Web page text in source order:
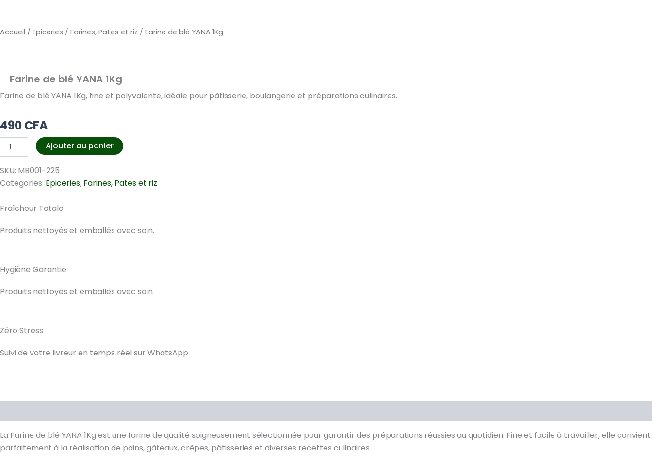
Accueil / Epiceries / Farines, Pates et riz / Farine de blé YANA 1Kg
Farine de blé YANA 1Kg
Farine de blé YANA 1Kg, fine et polyvalente, idéale pour pâtisserie, boulangerie et préparations culinaires.
490CFA
quantité
de
blé
Ajouter au panier
SKU: MB001-225
Categories: Epiceries, Farines, Pates et riz
Fraîcheur Totale
Produits nettoyés et emballés avec soin.
Hygiène Garantie
Produits nettoyés et emballés avec soin
Zéro Stress
Suivi de votre livreur en temps réel sur WhatsApp
La Farine de blé YANA 1Kg est une farine de qualité soigneusement sélectionnée pour garantir des préparations réussies au quotidien. Fine et facile à travailler, elle convient
parfaitement à la réalisation de pains, gâteaux, crêpes, pâtisseries et diverses recettes culinaires.